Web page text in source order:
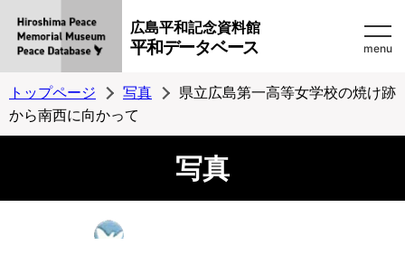
広島平和記念資料館
平和データベース menu
トップページ 写真
県立広島第一高等女学校の焼け跡
から南西に向かって
写真